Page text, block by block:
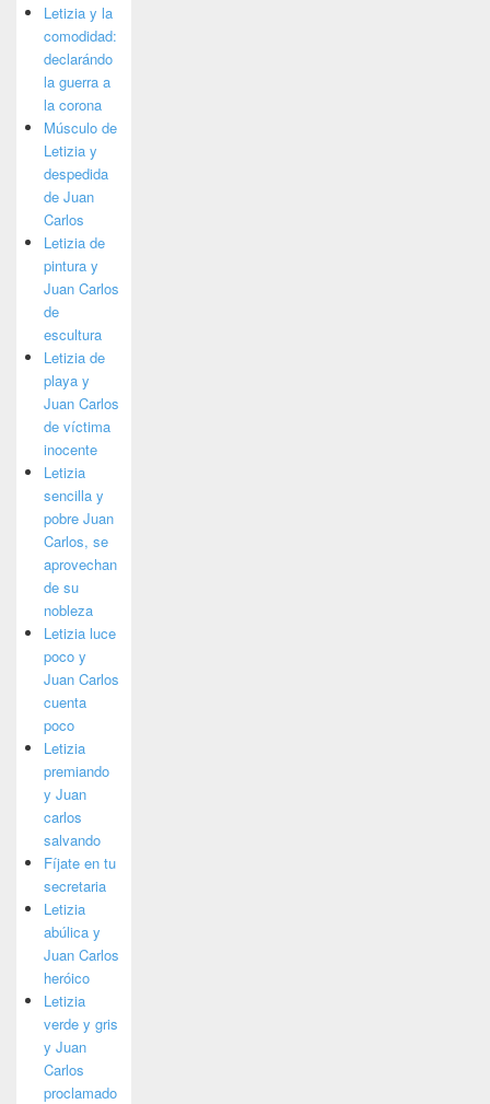
Letizia y la
comodidad:
declarándo
la guerra a
la corona
Músculo de
Letizia y
despedida
de Juan
Carlos
Letizia de
pintura y
Juan Carlos
de
escultura
Letizia de
playa y
Juan Carlos
de víctima
inocente
Letizia
sencilla y
pobre Juan
Carlos, se
aprovechan
de su
nobleza
Letizia luce
poco y
Juan Carlos
cuenta
poco
Letizia
premiando
y Juan
carlos
salvando
Fíjate en tu
secretaria
Letizia
abúlica y
Juan Carlos
heróico
Letizia
verde y gris
y Juan
Carlos
proclamado